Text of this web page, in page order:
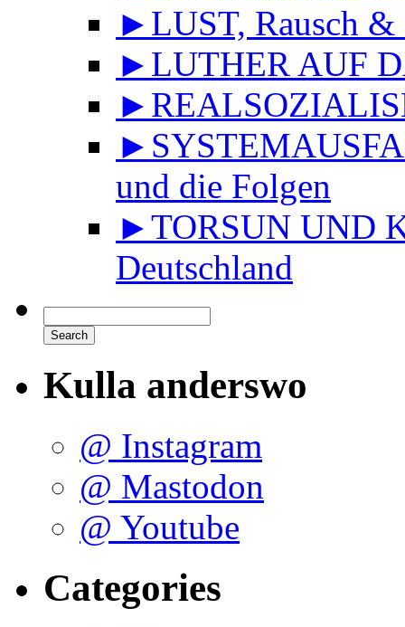
►LUST, Rausch
►LUTHER AUF
und die Folgen
►TORSUN UND
Deutschland
Kulla anderswo
@ Instagram
@ Mastodon
@ Youtube
Categories